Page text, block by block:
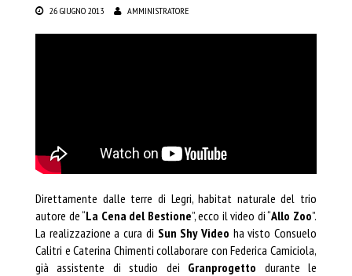
26 GIUGNO 2013 AMMINISTRATORE
Direttamente dalle terre di Legri, habitat naturale del trio
autore de “La Cena del Bestione”, ecco il video di “Allo Zoo”.
La realizzazione a cura di Sun Shy Video ha visto Consuelo
Calitri e Caterina Chimenti collaborare con Federica Camiciola,
già assistente di studio dei Granprogetto durante le